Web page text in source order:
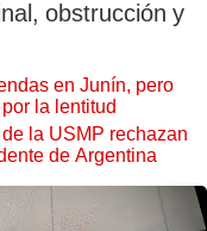
obstrucción y
en Junín, pero
la lentitud
la USMP rechazan
de Argentina